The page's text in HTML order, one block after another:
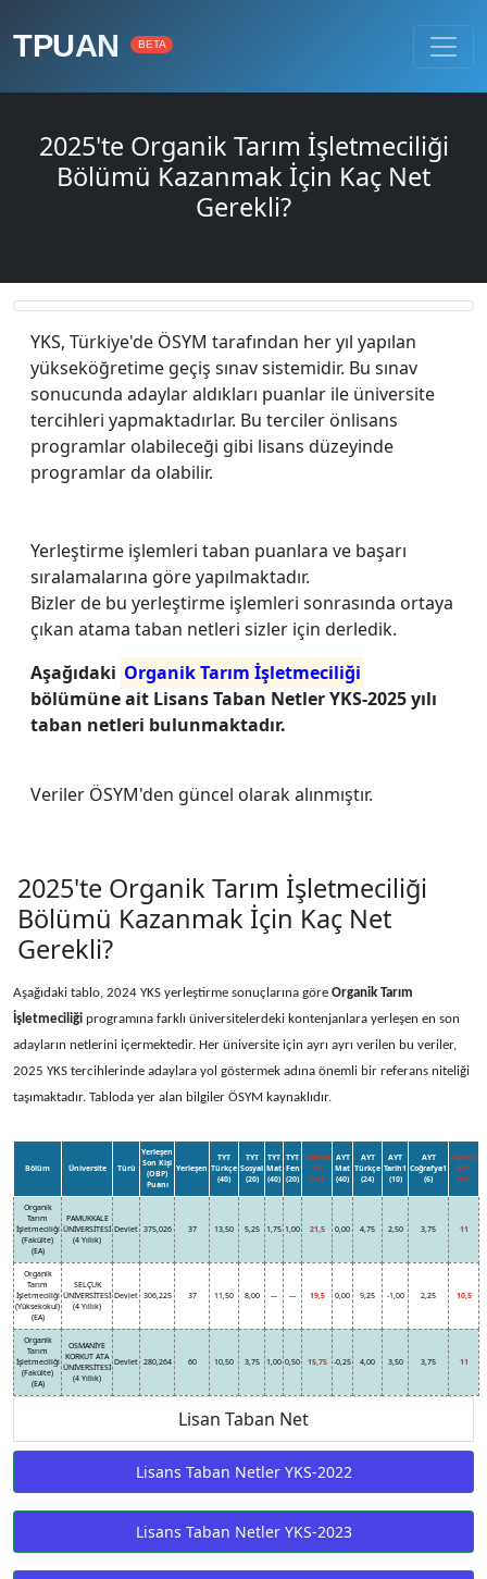
TPUAN BETA
2025'te Organik Tarım İşletmeciliği
Bölümü Kazanmak İçin Kaç Net
Gerekli?
YKS, Türkiye'de ÖSYM tarafından her yıl yapılan
yükseköğretime geçiş sınav sistemidir. Bu sınav
sonucunda adaylar aldıkları puanlar ile üniversite
tercihleri yapmaktadırlar. Bu terciler önlisans
programlar olabileceği gibi lisans düzeyinde
programlar da olabilir.
Yerleştirme işlemleri taban puanlara ve başarı
sıralamalarına göre yapılmaktadır.
Bizler de bu yerleştirme işlemleri sonrasında ortaya
çıkan atama taban netleri sizler için derledik.
Aşağıdaki Organik Tarım İşletmeciliği
bölümüne ait Lisans Taban Netler YKS-2025 yılı
taban netleri bulunmaktadır.
Veriler ÖSYM'den güncel olarak alınmıştır.
2025'te Organik Tarım İşletmeciliği
Bölümü Kazanmak İçin Kaç Net
Gerekli?
Aşağıdaki tablo, 2024 YKS yerleştirme sonuçlarına göre Organik Tarım
İşletmeciliği programına farklı üniversitelerdeki kontenjanlara yerleşen en son
adayların netlerini içermektedir. Her üniversite için ayrı ayrı verilen bu veriler,
2025 YKS tercihlerinde adaylara yol göstermek adına önemli bir referans niteliği
taşımaktadır. Tabloda yer alan bilgiler ÖSYM kaynaklıdır.
Bölüm Üniversite Türü
Yerleşen
Son Kişi
(OBP)
Puanı
Yerleşen
TYT
Türkçe
(40)
TYT
Sosyal
(20)
TYT
Mat
(40)
TYT
Fen
(20)
Toplam
TYT
Net
AYT
Mat
(40)
AYT
Türkçe
(24)
AYT
Tarih1
(10)
AYT
Coğrafya1
(6)
Toplam
AYT
Net
Organik
Tarım
İşletmeciliği
(Fakülte)
(EA)
PAMUKKALE
ÜNİVERSİTESİ
(4 Yıllık)
Devlet 375,026 37 13,50 5,25 1,75 1,00 21,5 0,00 4,75 2,50 3,75 11
Organik
Tarım
İşletmeciliği
(Yüksekokul)
(EA)
SELÇUK
ÜNİVERSİTESİ
(4 Yıllık)
Devlet 306,225 37 11,50 8,00 --- --- 19,5 0,00 9,25 -1,00 2,25 10,5
Organik
Tarım
İşletmeciliği
(Fakülte)
(EA)
OSMANİYE
KORKUT ATA
ÜNİVERSİTESİ
(4 Yıllık)
Devlet 280,264 60 10,50 3,75 1,00 0,50 15,75 -0,25 4,00 3,50 3,75 11
Lisan Taban Net
Lisans Taban Netler YKS-2022
Lisans Taban Netler YKS-2023